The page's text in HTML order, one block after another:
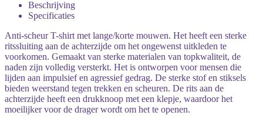
Beschrijving
Specificaties
Anti-scheur T-shirt met lange/korte mouwen. Het heeft een sterke
ritssluiting aan de achterzijde om het ongewenst uitkleden te
voorkomen. Gemaakt van sterke materialen van topkwaliteit, de
naden zijn volledig versterkt. Het is ontworpen voor mensen die
lijden aan impulsief en agressief gedrag. De sterke stof en stiksels
bieden weerstand tegen trekken en scheuren. De rits aan de
achterzijde heeft een drukknoop met een klepje, waardoor het
moeilijker voor de drager wordt om het te openen.